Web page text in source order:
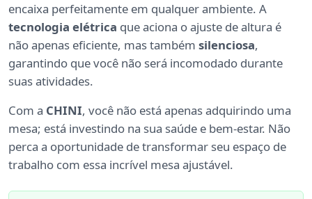
encaixa perfeitamente em qualquer ambiente. A
tecnologia elétrica que aciona o ajuste de altura é
não apenas eficiente, mas também silenciosa,
garantindo que você não será incomodado durante
suas atividades.
Com a CHINI, você não está apenas adquirindo uma
mesa; está investindo na sua saúde e bem-estar. Não
perca a oportunidade de transformar seu espaço de
trabalho com essa incrível mesa ajustável.